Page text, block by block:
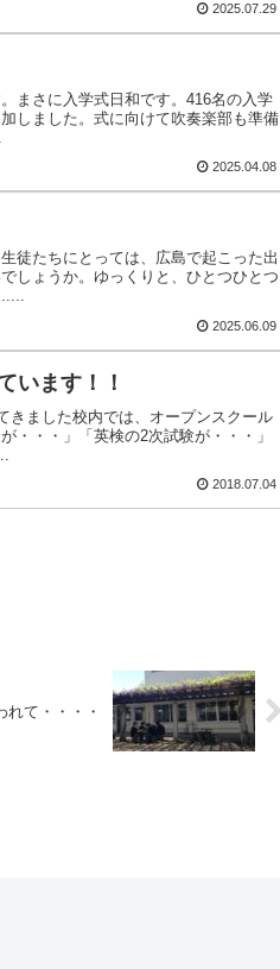
2025.07.29
まさに入学式日和です。416名の入学
しました。式に向けて吹奏楽部も準備
2025.04.08
徒たちにとっては、広島で起こった出
しょうか。ゆっくりと、ひとつひとつ
2025.06.09
います！！
きました校内では、オープンスクール
・・・」「英検の2次試験が・・・」
2018.07.04
れて・・・・